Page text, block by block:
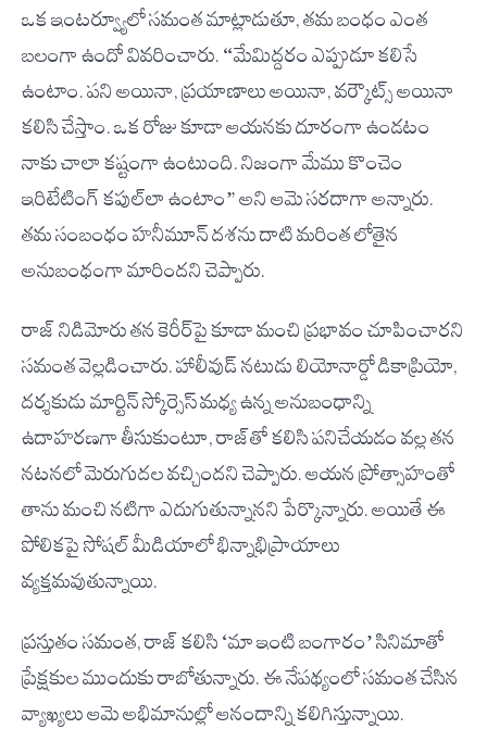
ఒక ఇంటర్వ్యూలో సమంత మాట్లాడుతూ, తమ బంధం ఎంత
బలంగా ఉందో వివరించారు. “మేమిద్దరం ఎప్పుడూ కలిసే
ఉంటాం. పని అయినా, ప్రయాణాలు అయినా, వర్కౌట్స్ అయినా
కలిసి చేస్తాం. ఒక రోజు కూడా ఆయనకు దూరంగా ఉండటం
నాకు చాలా కష్టంగా ఉంటుంది. నిజంగా మేము కొంచెం
ఇరిటేటింగ్ కపుల్‌లా ఉంటాం” అని ఆమె సరదాగా అన్నారు.
తమ సంబంధం హనీమూన్ దశను దాటి మరింత లోతైన
అనుబంధంగా మారిందని చెప్పారు.
రాజ్ నిడిమోరు తన కెరీర్‌పై కూడా మంచి ప్రభావం చూపించారని
సమంత వెల్లడించారు. హాలీవుడ్ నటుడు లియోనార్డో డికాప్రియో,
దర్శకుడు మార్టిన్ స్కోర్సెస్ మధ్య ఉన్న అనుబంధాన్ని
ఉదాహరణగా తీసుకుంటూ, రాజ్‌తో కలిసి పనిచేయడం వల్ల తన
నటనలో మెరుగుదల వచ్చిందని చెప్పారు. ఆయన ప్రోత్సాహంతో
తాను మంచి నటిగా ఎదుగుతున్నానని పేర్కొన్నారు. అయితే ఈ
పోలికపై సోషల్ మీడియాలో భిన్నాభిప్రాయాలు
వ్యక్తమవుతున్నాయి.
ప్రస్తుతం సమంత, రాజ్ కలిసి ‘మా ఇంటి బంగారం’ సినిమాతో
ప్రేక్షకుల ముందుకు రాబోతున్నారు. ఈ నేపథ్యంలో సమంత చేసిన
వ్యాఖ్యలు ఆమె అభిమానుల్లో ఆనందాన్ని కలిగిస్తున్నాయి.